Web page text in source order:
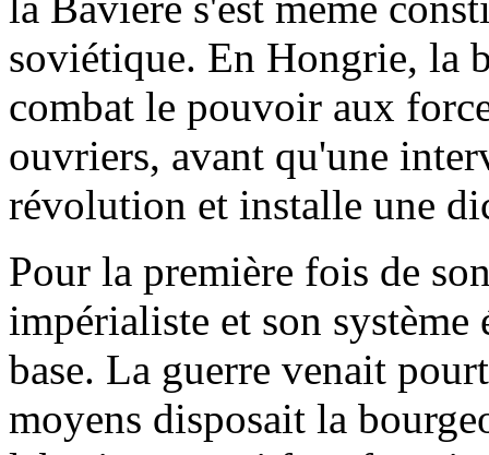
soviétique. En Hongrie, la
combat le pouvoir aux
ouvriers, avant qu'une
révolution et installe une
Pour la première fois de
impérialiste et son
base. La guerre venait
moyens disposait la